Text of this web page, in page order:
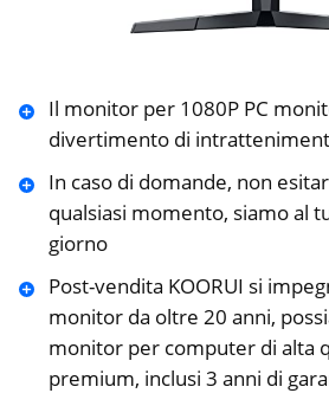
Il monitor per 1080P PC
divertimento di
In caso di domande, non
qualsiasi momento, siamo al
giorno
Post-vendita KOORUI si
monitor da oltre 20 anni,
monitor per computer di alta
premium, inclusi 3 anni di